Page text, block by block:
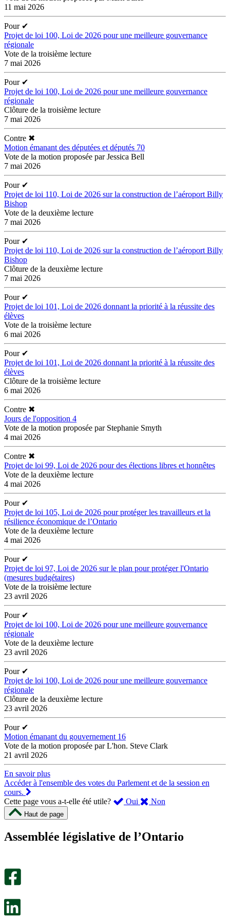
11 mai 2026
Pour ✔
Projet de loi 100, Loi de 2026 pour une meilleure gouvernance
régionale
Vote de la troisième lecture
7 mai 2026
Pour ✔
Projet de loi 100, Loi de 2026 pour une meilleure gouvernance
régionale
Clôture de la troisième lecture
7 mai 2026
Contre ✖
Motion émanant des députées et députés 70
Vote de la motion proposée par Jessica Bell
7 mai 2026
Pour ✔
Projet de loi 110, Loi de 2026 sur la construction de l’aéroport Billy
Bishop
Vote de la deuxième lecture
7 mai 2026
Pour ✔
Projet de loi 110, Loi de 2026 sur la construction de l’aéroport Billy
Bishop
Clôture de la deuxième lecture
7 mai 2026
Pour ✔
Projet de loi 101, Loi de 2026 donnant la priorité à la réussite des
élèves
Vote de la troisième lecture
6 mai 2026
Pour ✔
Projet de loi 101, Loi de 2026 donnant la priorité à la réussite des
élèves
Clôture de la troisième lecture
6 mai 2026
Contre ✖
Jours de l'opposition 4
Vote de la motion proposée par Stephanie Smyth
4 mai 2026
Contre ✖
Projet de loi 99, Loi de 2026 pour des élections libres et honnêtes
Vote de la deuxième lecture
4 mai 2026
Pour ✔
Projet de loi 105, Loi de 2026 pour protéger les travailleurs et la
résilience économique de l’Ontario
Vote de la deuxième lecture
4 mai 2026
Pour ✔
Projet de loi 97, Loi de 2026 sur le plan pour protéger l'Ontario
(mesures budgétaires)
Vote de la troisième lecture
23 avril 2026
Pour ✔
Projet de loi 100, Loi de 2026 pour une meilleure gouvernance
régionale
Vote de la deuxième lecture
23 avril 2026
Pour ✔
Projet de loi 100, Loi de 2026 pour une meilleure gouvernance
régionale
Clôture de la deuxième lecture
23 avril 2026
Pour ✔
Motion émanant du gouvernement 16
Vote de la motion proposée par L'hon. Steve Clark
21 avril 2026
En savoir plus
Accéder à l'ensemble des votes du Parlement et de la session en
cours.
Cette page vous a-t-elle été utile?
Oui ,
été
Non
m’a
Haut de page
Assemblée législative de l’Ontario